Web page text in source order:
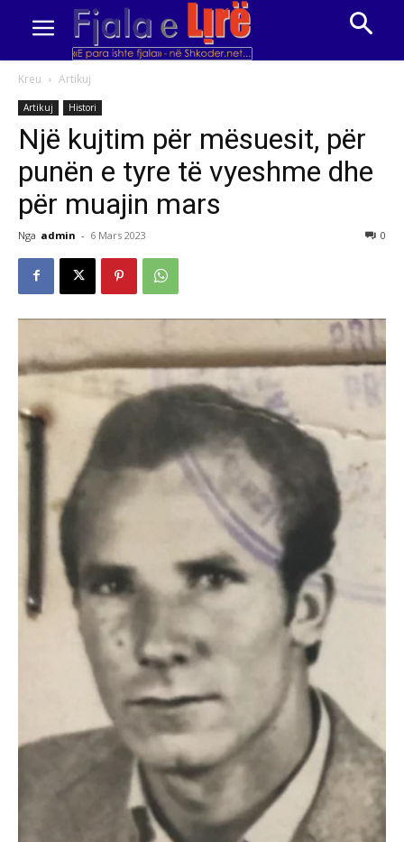
Kreu Artikuj
Artikuj Histori
Një kujtim për mësuesit, për
punën e tyre të vyeshme dhe
për muajin mars
Nga admin - 6 Mars 2023 0